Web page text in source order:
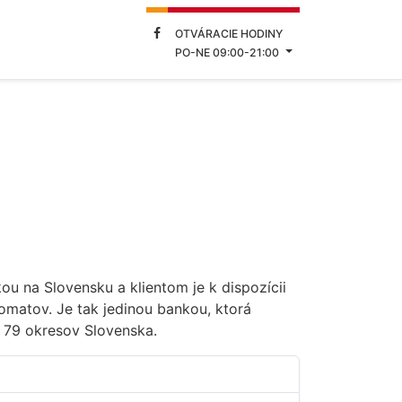
OTVÁRACIE HODINY
PO-NE 09:00-21:00
na Slovensku a klientom je k dispozícii
Je tak jedinou bankou, ktorá
okresov Slovenska.